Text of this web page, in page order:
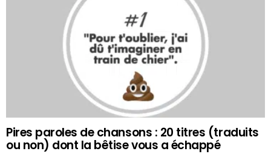
Pires paroles de chansons : 20 titres (traduits
ou non) dont la bêtise vous a échappé